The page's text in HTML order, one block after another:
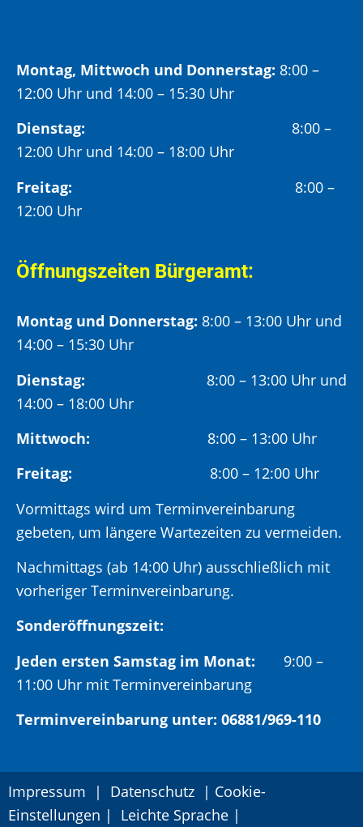
Montag, Mittwoch und Donnerstag: 8:00 –
12:00 Uhr und 14:00 – 15:30 Uhr
Dienstag: 8:00 –
12:00 Uhr und 14:00 – 18:00 Uhr
Freitag:
8:00 –
12:00 Uhr
Öffnungszeiten Bürgeramt:
Montag und Donnerstag: 8:00 – 13:00 Uhr und
14:00 – 15:30 Uhr
Dienstag: 8:00 – 13:00 Uhr und
14:00 – 18:00 Uhr
Mittwoch: 8:00 – 13:00 Uhr
Freitag:
8:00 – 12:00 Uhr
Vormittags wird um Terminvereinbarung
gebeten, um längere Wartezeiten zu vermeiden.
Nachmittags (ab 14:00 Uhr) ausschließlich mit
vorheriger Terminvereinbarung.
Sonderöffnungszeit:
Jeden ersten Samstag im Monat: 9:00 –
11:00 Uhr mit Terminvereinbarung
Terminvereinbarung unter: 06881/969-110
Impressum | Datenschutz | Cookie-
Einstellungen | Leichte Sprache |